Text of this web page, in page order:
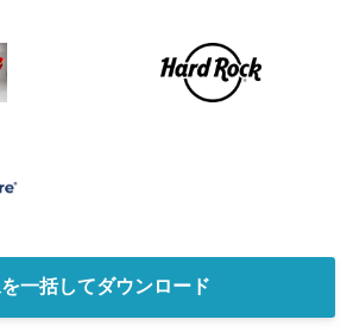
一括してダウンロード